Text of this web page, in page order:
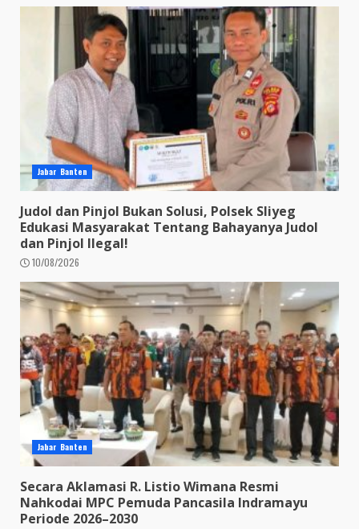
Jabar Banten
Judol dan Pinjol Bukan Solusi, Polsek Sliyeg
Edukasi Masyarakat Tentang Bahayanya Judol
dan Pinjol Ilegal!
10/08/2026
Jabar Banten
Secara Aklamasi R. Listio Wimana Resmi
Nahkodai MPC Pemuda Pancasila Indramayu
Periode 2026–2030